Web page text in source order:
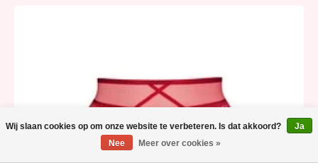
Wij slaan cookies op om onze website te verbeteren. Is dat akkoord?
Ja
Nee
Meer over cookies »